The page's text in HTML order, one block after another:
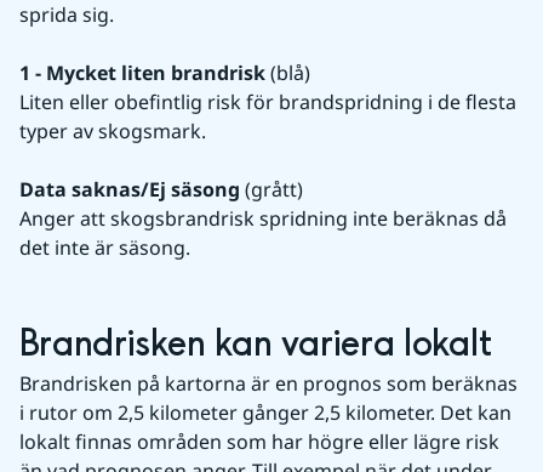
sprida sig.
1 - Mycket liten brandrisk (blå)
Liten eller obefintlig risk för brandspridning i de flesta
typer av skogsmark.
Data saknas/Ej säsong (grått)
Anger att skogsbrandrisk spridning inte beräknas då
det inte är säsong.
Brandrisken kan variera lokalt
Brandrisken på kartorna är en prognos som beräknas
i rutor om 2,5 kilometer gånger 2,5 kilometer. Det kan
lokalt finnas områden som har högre eller lägre risk